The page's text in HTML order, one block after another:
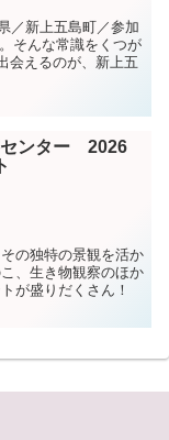
／新上五島町／参加
そんな常識をくつが
会えるのが、新上五
センター 2026
の独特の景観を活か
、生き物観察のほか
が盛りだくさん！